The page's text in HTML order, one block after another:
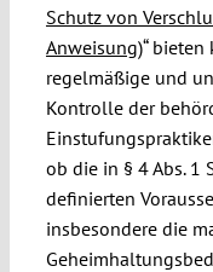
Schutz von
Anweisung)“ bieten
regelmäßige und
Kontrolle der
ob die in § 4 Abs. 1
definierten
insbesondere die